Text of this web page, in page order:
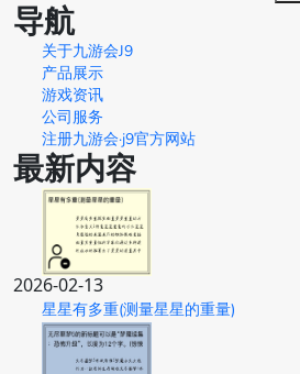
导航
关于九游会J9
产品展示
游戏资讯
公司服务
注册九游会·j9官方网站
最新内容
2026-02-13
星星有多重(测量星星的重量)